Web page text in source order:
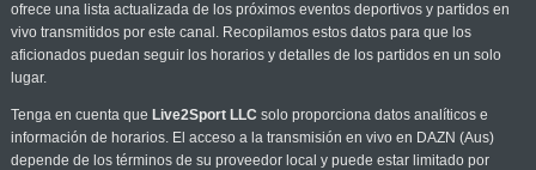
ofrece una lista actualizada de los próximos eventos deportivos y partidos en
vivo transmitidos por este canal. Recopilamos estos datos para que los
aficionados puedan seguir los horarios y detalles de los partidos en un solo
lugar.
Tenga en cuenta que Live2Sport LLC solo proporciona datos analíticos e
información de horarios. El acceso a la transmisión en vivo en DAZN (Aus)
depende de los términos de su proveedor local y puede estar limitado por